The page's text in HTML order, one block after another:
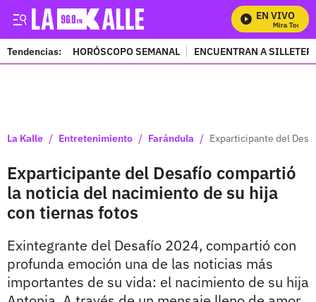
EN VIVO
Mira Todos
Tendencias: HORÓSCOPO SEMANAL ENCUENTRAN A
La Kalle / Entretenimiento / Farándula / Exparticipante del
Exparticipante del Desafío compartió
la noticia del nacimiento de su hija
con tiernas fotos
Exintegrante del Desafío 2024, compartió con
profunda emoción una de las noticias más
importantes de su vida: el nacimiento de su hija